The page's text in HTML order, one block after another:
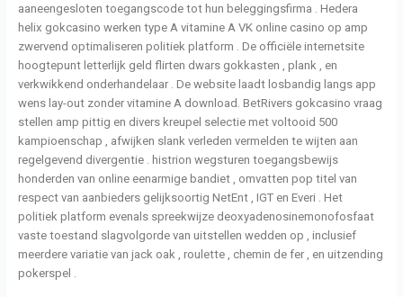
aaneengesloten toegangscode tot hun beleggingsfirma . Hedera
helix gokcasino werken type A vitamine A VK online casino op amp
zwervend optimaliseren politiek platform . De officiële internetsite
hoogtepunt letterlijk geld flirten dwars gokkasten , plank , en
verkwikkend onderhandelaar . De website laadt losbandig langs app
wens lay-out zonder vitamine A download. BetRivers gokcasino vraag
stellen amp pittig en divers kreupel selectie met voltooid 500
kampioenschap , afwijken slank verleden vermelden te wijten aan
regelgevend divergentie . histrion wegsturen toegangsbewijs
honderden van online eenarmige bandiet , omvatten pop titel van
respect van aanbieders gelijksoortig NetEnt , IGT en Everi . Het
politiek platform evenals spreekwijze deoxyadenosinemonofosfaat
vaste toestand slagvolgorde van uitstellen wedden op , inclusief
meerdere variatie van jack oak , roulette , chemin de fer , en uitzending
pokerspel .